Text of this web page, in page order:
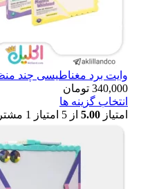
وایت برد مغناطیسی چند
340,000 تومان
انتخاب گزینه ها
امتیاز 5.00 از 5 امتیاز 1